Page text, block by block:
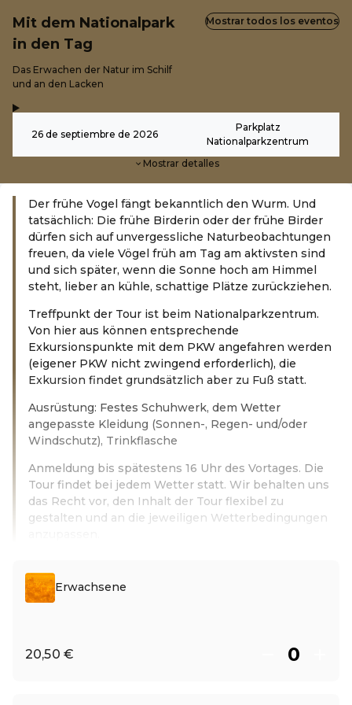
Mit dem Nationalpark
in den Tag
-Das Erwachen der Natur im Schilf
und an den Lacken
26 de septiembre de 2026
Parkplatz
Nationalparkzentrum
Mostrar detalles
Mostrar todos los eventos
Der frühe Vogel fängt bekanntlich den Wurm. Und
tatsächlich: Die frühe Birderin oder der frühe Birder
dürfen sich auf unvergessliche Naturbeobachtungen
freuen, da viele Vögel früh am Tag am aktivsten sind
und sich später, wenn die Sonne hoch am Himmel
steht, lieber an kühle, schattige Plätze zurückziehen.
Treffpunkt der Tour ist beim Nationalparkzentrum.
Von hier aus können entsprechende
Exkursionspunkte mit dem PKW angefahren werden
(eigener PKW nicht zwingend erforderlich), die
Exkursion findet grundsätzlich aber zu Fuß statt.
Ausrüstung: Festes Schuhwerk, dem Wetter
angepasste Kleidung (Sonnen-, Regen- und/oder
Windschutz), Trinkflasche
Anmeldung bis spätestens 16 Uhr des Vortages. Die
Tour findet bei jedem Wetter statt. Wir behalten uns
das Recht vor, den Inhalt der Tour flexibel zu
gestalten und an die jeweiligen Wetterbedingungen
Erwachsene
20,50 €